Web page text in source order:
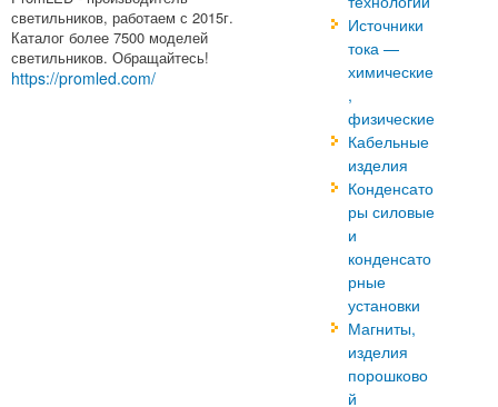
светильников, работаем с 2015г.
Каталог более 7500 моделей
светильников. Обращайтесь!
https://promled.com/
Источники
тока —
химические
,
физические
Кабельные
изделия
Конденсато
ры силовые
и
конденсато
рные
установки
Магниты,
изделия
порошково
й